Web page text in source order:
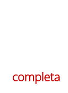
Agenda de
Plenos
Oficina de
completa